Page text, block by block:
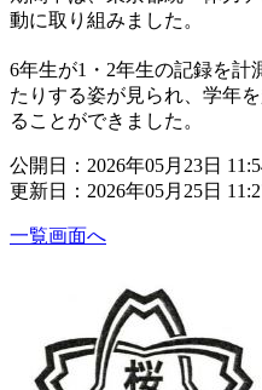
動に取り組みました。
6年生が1・2年生の記録を計
たりする姿が見られ、学年
ることができました。
公開日：2026年05月23日
更新日：2026年05月25日
一覧画面へ